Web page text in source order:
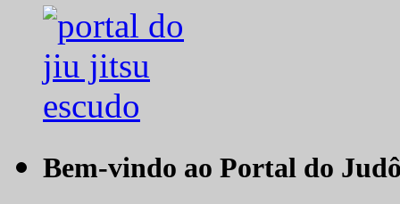
Bem-vindo ao Portal do